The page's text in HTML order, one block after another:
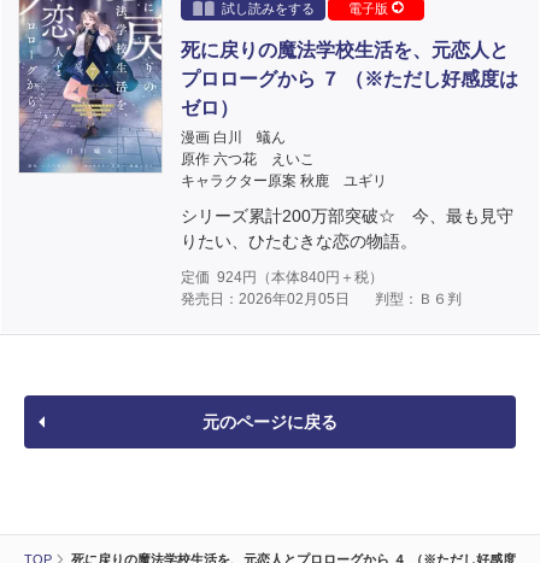
TOP 死に戻りの魔法学校生活を、元恋人とプロローグから ４ （※ただし好感度
試し読みをする
電子版
死に戻りの魔法学校生活を、元恋人と
プロローグから ７ （※ただし好感度は
ゼロ）
漫画 白川 蟻ん
原作 六つ花 えいこ
キャラクター原案 秋鹿 ユギリ
シリーズ累計200万部突破☆ 今、最も見守
りたい、ひたむきな恋の物語。
定価 924円（本体840円＋税）
発売日：2026年02月05日
判型：Ｂ６判
元のページに戻る